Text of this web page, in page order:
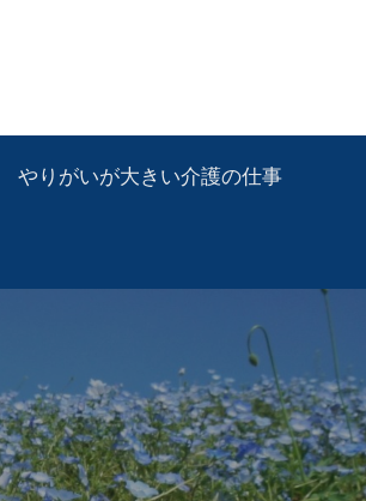
やりがいが大きい介護の仕事